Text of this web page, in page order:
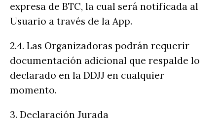
expresa de BTC, la cual será notificada al
Usuario a través de la App.
2.4. Las Organizadoras podrán requerir
documentación adicional que respalde lo
declarado en la DDJJ en cualquier
momento.
3. Declaración Jurada